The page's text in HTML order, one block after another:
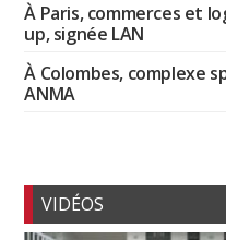
À Paris, commerces et
up, signée LAN
À Colombes, complexe
ANMA
VIDÉOS